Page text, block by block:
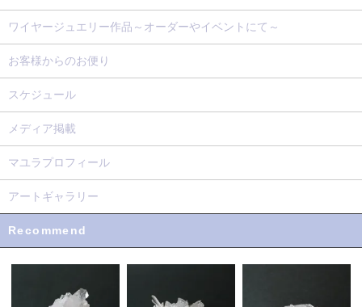
ワイヤージュエリー作品～オーダーやイベントにて～
お客様からのお便り
スケジュール
メディア掲載
マユラプロフィール
アートギャラリー
Recommend